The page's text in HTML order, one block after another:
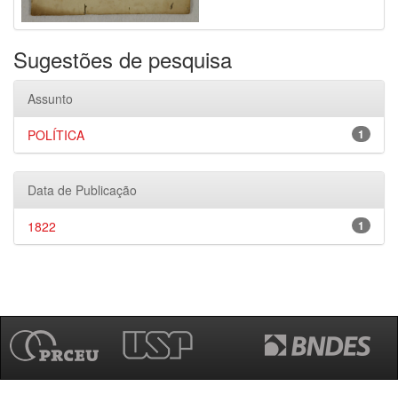
Sugestões de pesquisa
Assunto
1
POLÍTICA
Data de Publicação
1
1822